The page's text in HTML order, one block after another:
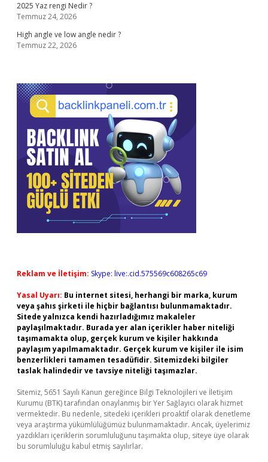
2025 Yaz rengi Nedir ?
Temmuz 24, 2026
High angle ve low angle nedir ?
Temmuz 22, 2026
Reklam ve İletişim: Skype: live:.cid.575569c608265c69
Yasal Uyarı: Bu internet sitesi, herhangi bir marka, kurum
veya şahıs şirketi ile hiçbir bağlantısı bulunmamaktadır.
Sitede yalnızca kendi hazırladığımız makaleler
paylaşılmaktadır. Burada yer alan içerikler haber niteliği
taşımamakta olup, gerçek kurum ve kişiler hakkında
paylaşım yapılmamaktadır. Gerçek kurum ve kişiler ile isim
benzerlikleri tamamen tesadüfidir. Sitemizdeki bilgiler
taslak halindedir ve tavsiye niteliği taşımazlar.
Sitemiz, 5651 Sayılı Kanun gereğince Bilgi Teknolojileri ve İletişim
Kurumu (BTK) tarafından onaylanmış bir Yer Sağlayıcı olarak hizmet
vermektedir. Bu nedenle, sitedeki içerikleri proaktif olarak denetleme
veya araştırma yükümlülüğümüz bulunmamaktadır. Ancak, üyelerimiz
yazdıkları içeriklerin sorumluluğunu taşımakta olup, siteye üye olarak
bu sorumluluğu kabul etmiş sayılırlar.